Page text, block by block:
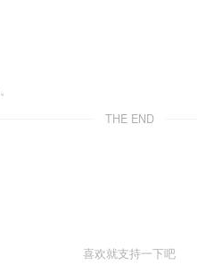
THE END
喜欢就支持一下吧